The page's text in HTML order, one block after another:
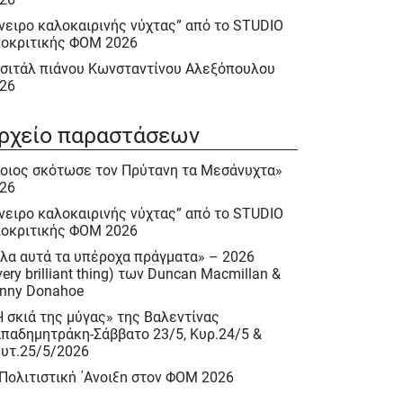
καλοκαιρινής νύχτας” από το STUDIO
ΦΟΜ 2026
πιάνου Κωνσταντίνου Αλεξόπουλου
brilliant thing) των Duncan Macmillan &
Donahoe
σκιά της μύγας» της Βαλεντίνας
Σάββατο 23/5, Κυρ.24/5 &
5/2026
΄Ανοιξη στον ΦΟΜ 2026
Άνοιξη 2026
Πασχαλίδης, Σάββατο 9 Μαίου 2026
στον Νίκο Περέλη 15/12/2025
του Κάρλο Κολόντι, Νοεμ. – Δεκ.
: «Αειθαλείς άριες» με την Δραματική
παραστάσεων
σκότωσε τον Πρύτανη τα Μεσάνυχτα»
καλοκαιρινής νύχτας” από το STUDIO
ΦΟΜ 2026
αυτά τα υπέροχα πράγματα» – 2026
brilliant thing) των Duncan Macmillan &
Donahoe
σκιά της μύγας» της Βαλεντίνας
Σάββατο 23/5, Κυρ.24/5 &
5/2026
΄Ανοιξη στον ΦΟΜ 2026